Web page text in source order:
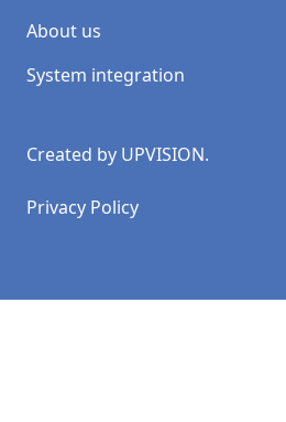
About us
System integration
Created by UPVISION.
Privacy Policy